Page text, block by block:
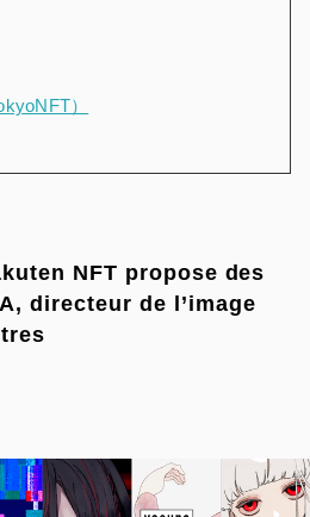
）
NFT propose des
directeur de l’image